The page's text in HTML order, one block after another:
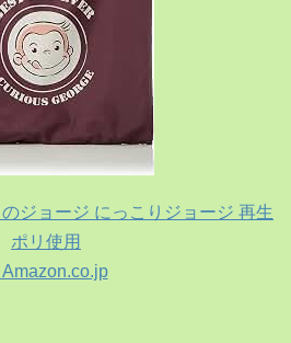
ジョージ にっこりジョージ 再生
ポリ使用
Amazon.co.jp